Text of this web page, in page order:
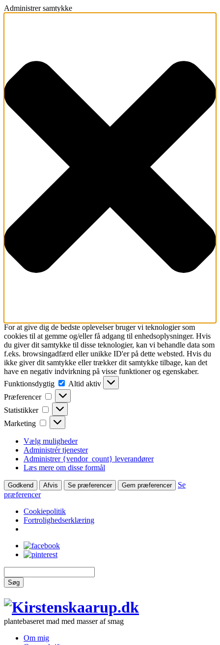
Administrer samtykke
For at give dig de bedste oplevelser bruger vi teknologier som
cookies til at gemme og/eller få adgang til enhedsoplysninger. Hvis
du giver dit samtykke til disse teknologier, kan vi behandle data som
f.eks. browsingadfærd eller unikke ID'er på dette websted. Hvis du
ikke giver dit samtykke eller trækker dit samtykke tilbage, kan det
have en negativ indvirkning på visse funktioner og egenskaber.
Funktionsdygtig
Funktionsdygtig
Altid aktiv
Præferencer
Præferencer
Statistikker Statistikker
Marketing Marketing
Vælg muligheder
Administrér tjenester
Administrer {vendor_count} leverandører
Læs mere om disse formål
Godkend Afvis Se præferencer Gem præferencer
Se
præferencer
Cookiepolitik
Fortrolighedserklæring
Søg
plantebaseret mad med masser af smag
Om mig